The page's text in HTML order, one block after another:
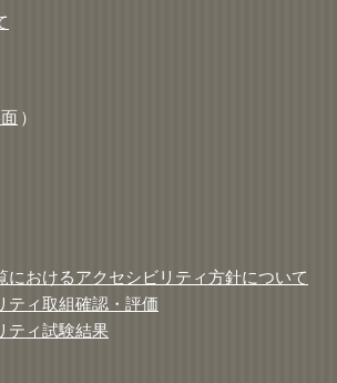
）
におけるアクセシビリティ方針について
ティ取組確認・評価
ティ試験結果